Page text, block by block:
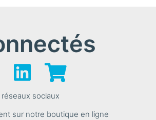
sociaux
sur notre boutique en ligne